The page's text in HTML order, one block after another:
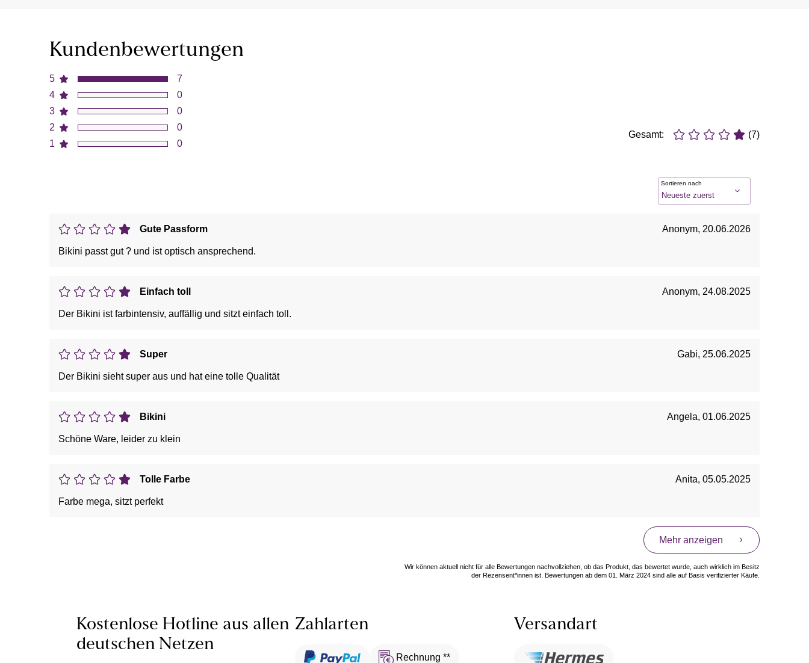
Kundenbewertungen
5
4
3
2
1
7
0
0
0
0
Gesamt: (7)
Sortieren nach
Gute Passform Anonym, 20.06.2026
Bikini passt gut ? und ist optisch ansprechend.
Einfach toll Anonym, 24.08.2025
Der Bikini ist farbintensiv, auffällig und sitzt einfach toll.
Super Gabi, 25.06.2025
Der Bikini sieht super aus und hat eine tolle Qualität
Bikini Angela, 01.06.2025
Schöne Ware, leider zu klein
Tolle Farbe Anita, 05.05.2025
Farbe mega, sitzt perfekt
Mehr anzeigen
Wir können aktuell nicht für alle Bewertungen nachvollziehen, ob das Produkt, das bewertet wurde, auch wirklich im Besitz
der Rezensent*innen ist. Bewertungen ab dem 01. März 2024 sind alle auf Basis verifizierter Käufe.
Kostenlose Hotline aus allen
deutschen Netzen
Zahlarten
Rechnung **
Versandart